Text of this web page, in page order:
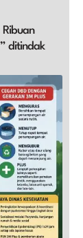
Ribuan
ditindak